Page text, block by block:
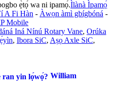
ẹ̀tọ́ wa ni ipamọ́.Ìlànà Ìpamọ́
A Fi Hàn - Àwọn àmì gbígbóná -
Mobile
Iná Nínú Rotary Vane, Orúka
, Ibora SiC, Aṣọ Axle SiC,
William